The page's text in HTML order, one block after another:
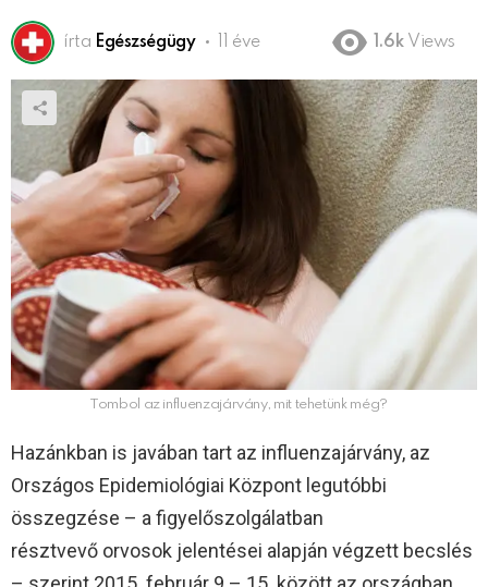
írta Egészségügy 11 éve 1.6k Views
Tombol az influenzajárvány, mit tehetünk még?
Hazánkban is javában tart az influenzajárvány, az
Országos Epidemiológiai Központ legutóbbi
összegzése – a figyelőszolgálatban
résztvevő orvosok jelentései alapján végzett becslés